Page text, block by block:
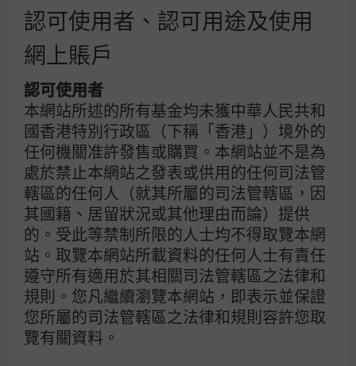
認可使用者、認可用途及使用
網上賬戶
認可使用者
本網站所述的所有基金均未獲中華人民共和
國香港特別行政區（下稱「香港」）境外的
任何機關准許發售或購買。本網站並不是為
處於禁止本網站之發表或供用的任何司法管
轄區的任何人（就其所屬的司法管轄區，因
其國籍、居留狀況或其他理由而論）提供
的。受此等禁制所限的人士均不得取覽本網
站。取覽本網站所載資料的任何人士有責任
遵守所有適用於其相關司法管轄區之法律和
規則。您凡繼續瀏覽本網站，即表示並保證
您所屬的司法管轄區之法律和規則容許您取
覽有關資料。
俄烏戰爭導致的能源與食品價格上升，只是推動2022年通
脹飆升的部分原因。隨著環球經濟自疫情中復甦，壓抑已久
的消費需求及服務業（如酒店、航空）的供應樽頸也進一步
推高物價。此外，疫情期間激進的財政支持措施及極低利率
環境，更為當時的通脹勢頭火上加油。
相比之下，2026年的環球需求雖然穩定，但遠未達到全面
復甦。 即使部分政府（如美國透過退稅）選擇性地提供財
政刺激，但這並非普遍現象。最重要的是，各地央行已連續
收緊政策3至4年，不少成熟與新興經濟體的實際政策利率
已從深度負值回升至零水平或略為正值。參考數據顯示，實
際聯邦基金目標利率在2022年2月為-5.35%，於2024年中
升至2.74%高位，目前則約為0.7%（圖表1）。因此，2026
年通脹方程式中的需求面問題，已不像當年般嚴峻。
圖表1：美國實際政策利率
聯邦基金目標利率減去核心個人消費支出平減指數